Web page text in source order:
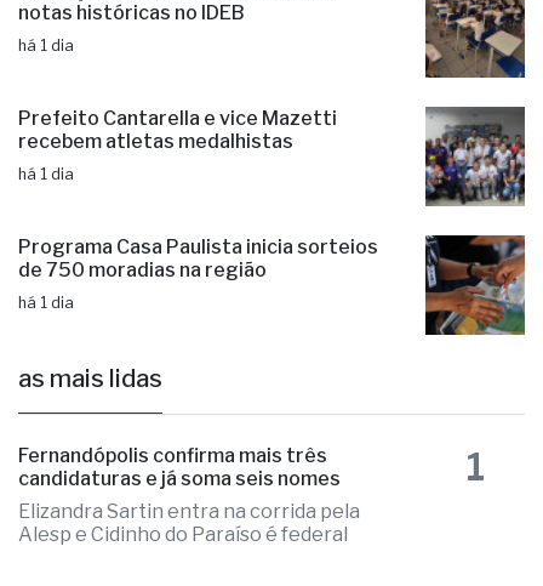
notas históricas no IDEB
há 1 dia
Prefeito Cantarella e vice Mazetti
recebem atletas medalhistas
há 1 dia
Programa Casa Paulista inicia sorteios
de 750 moradias na região
há 1 dia
as mais lidas
Fernandópolis confirma mais três
candidaturas e já soma seis nomes
Elizandra Sartin entra na corrida pela
Alesp e Cidinho do Paraíso é federal
1